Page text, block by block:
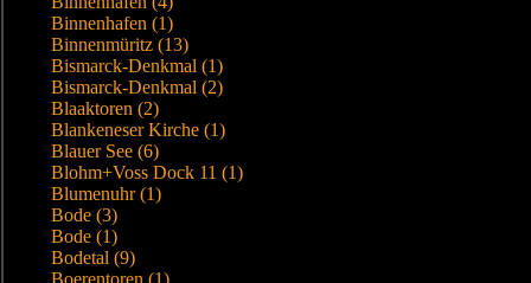
Binnenhafen (1)
Binnenmüritz (13)
Bismarck-Denkmal (1)
Bismarck-Denkmal (2)
Blaaktoren (2)
Blankeneser Kirche (1)
Blauer See (6)
Blohm+Voss Dock 11 (1)
Blumenuhr (1)
Bode (3)
Bode (1)
Bodetal (9)
Boerentoren (1)